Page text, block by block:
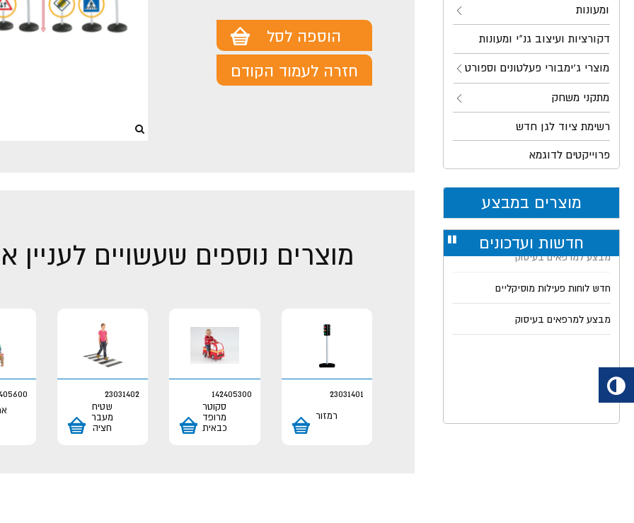
ומעונות
דקורציות ועיצוב גנ"י ומעונות
מוצרי ג'ימבורי פעלטונים וספורט
מתקני משחק
רשימת ציוד לגן חדש
פרוייקטים לדוגמא
מוצרים במבצע
עצור
חדשות ועדכונים
מבצע למרפאים בעיסוק
הוספה לסל
חזרה לעמוד הקודם
מוצרים נוספים שעשויים לעניין
23031401
רמזור
142405300
סקוטר
מרופד
כבאית
23031402
שטיח
מעבר
חציה